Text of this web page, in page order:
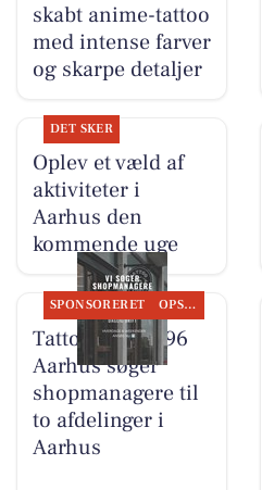
skabt anime-tattoo
med intense farver
og skarpe detaljer
DET SKER
Oplev et væld af
aktiviteter i
Aarhus den
kommende uge
SPONSORERET OPSLAGSTAVLEN
Tattoo Studio 96
Aarhus søger
shopmanagere til
to afdelinger i
Aarhus